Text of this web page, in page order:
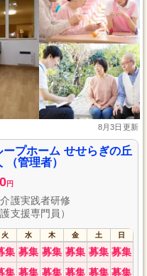
8月3日更新
プホーム せせらぎの丘
管理者）
円
護実践者研修
支援専門員）
火 水 木 金 土 日
集 募集 募集 募集 募集 募集
集 募集 募集 募集 募集 募集